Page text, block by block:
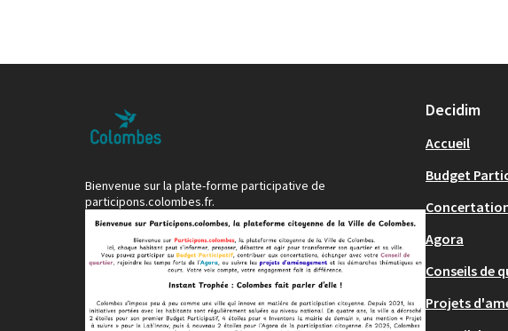
Bienvenue sur la plate-forme participative de
participons.colombes.fr.
Decidim
Accueil
Budget
Agora
Conseils de
Projets